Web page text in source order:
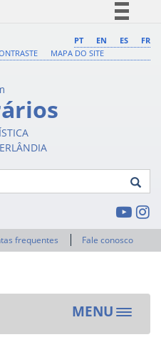
Comunica BR
Acesso à informação
Legislação
PT EN ES
FR
MAPA DO SITE
frequentes Fale conosco
MENU
Toggle